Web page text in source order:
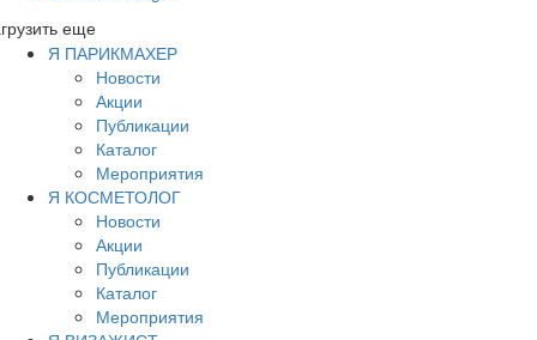
еще
Я ПАРИКМАХЕР
Новости
Акции
Публикации
Каталог
Мероприятия
Я КОСМЕТОЛОГ
Новости
Акции
Публикации
Каталог
Мероприятия